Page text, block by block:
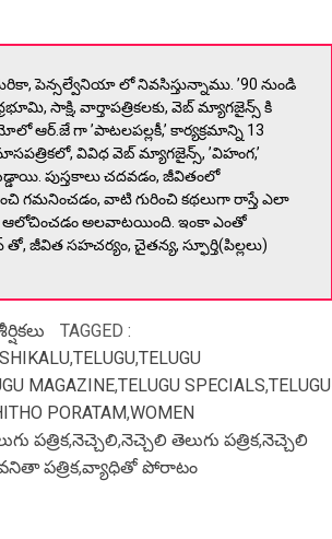
పెన్సల్వేనియా లో నివసిస్తున్నాము. ’90 నుండి
సాక్షి, వార్తాపత్రికలకు, వెబ్ మ్యాగజైన్స్ కి
ఆర్.జే గా ’పాటలపల్లకీ,’ కార్యక్రమాన్ని 13
వివిధ వెబ్ మ్యాగజైన్స్, ’విహంగ,’
పుస్తకాలు చదవడం, జీవితంలో
గమనించడం, వాటి గురించి కథలుగా రాస్తే ఎలా
ఆలోచించడం అలవాటయింది. ఇంకా ఎంతో
సహచర్యం, చైతన్య, స్ఫూర్తి(పిల్లలు)
TAGGED :
,TELUGU,TELUGU
MAGAZINE,TELUGU SPECIALS,TELUGU
PORATAM,WOMEN
పత్రిక,నెచ్చెలి,నెచ్చెలి తెలుగు పత్రిక,నెచ్చెలి
పత్రిక,వ్యాధితో పోరాటం